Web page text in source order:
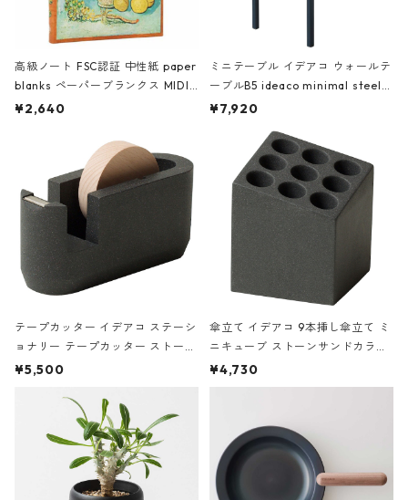
高級ノート FSC認証 中性紙 paper
blanks ペーパーブランクス MIDI
ハードカバー 罫線 ヴァン・ゴッホ
¥2,640
ミニテーブル イデアコ ウォールテ
ーブルB5 ideaco minimal steel f
urniture WALL Table B5 ネイビー
¥7,920
テープカッター イデアコ ステーシ
ョナリー テープカッター ストーン
サンドカラー 石調 ideaco Station
¥5,500
傘立て イデアコ 9本挿し傘立て ミ
ニキューブ ストーンサンドカラー
石調 ideaco Umbrella Stand CUB
E ストーンサンドブラック
¥4,730